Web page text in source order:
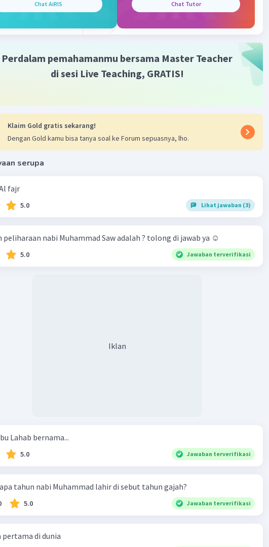
Chat AiRIS Chat Tutor
Perdalam pemahamanmu bersama Master Teacher
di sesi Live Teaching, GRATIS!
Klaim Gold gratis sekarang!
Dengan Gold kamu bisa tanya soal ke Forum sepuasnya, lho.
serupa
fajr
5.0 Lihat jawaban (3)
hewan peliharaan nabi Muhammad Saw adalah ? tolong di jawab ya ☺️
5.0 Jawaban terverifikasi
Iklan
Lahab bernama...
5.0 Jawaban terverifikasi
tahun nabi Muhammad lahir di sebut tahun gajah?
5.0 Jawaban terverifikasi
pertama di dunia